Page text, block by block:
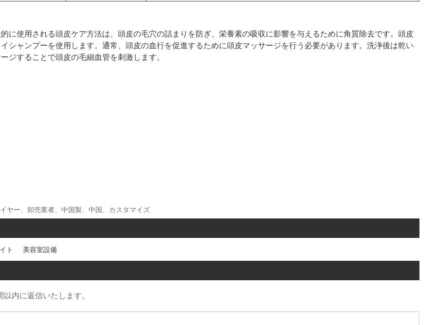
に使用される頭皮ケア方法は、頭皮の毛穴の詰まりを防ぎ、栄養素の吸収に影響を与えるために角質除去です。頭皮
シャンプーを使用します。通常、頭皮の血行を促進するために頭皮マッサージを行う必要があります。洗浄後は乾い
ジすることで頭皮の毛細血管を刺激します。
ヤー、卸売業者、中国製、中国、カスタマイズ
ト 美容室設備
内に返信いたします。